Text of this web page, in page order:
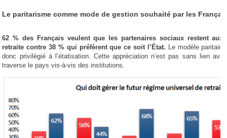
Le paritarisme comme mode de gestion souhaité par les
62 % des Français veulent que les partenaires sociaux restent aux
retraite contre 38 % qui préfèrent que ce soit l’État. Le modèle
donc privilégié à l’étatisation. Cette appréciation n’est pas sans lien
traverse le pays vis-à-vis des institutions.